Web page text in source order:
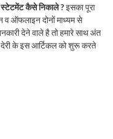
कैसे निकाले ?इसका पूरा
व ऑफलाइन दोनों माध्यम से
देने वाले है तो हमारे साथ अंत
के इस आर्टिकल को शुरू करते